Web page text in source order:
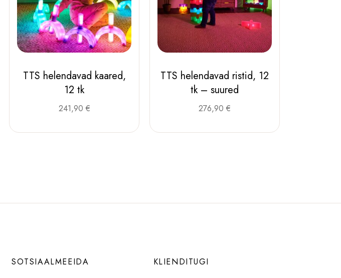
TTS helendavad kaared,
12 tk
241,90 €
TTS helendavad ristid, 12
tk – suured
276,90 €
SOTSIAALMEEIDA KLIENDITUGI